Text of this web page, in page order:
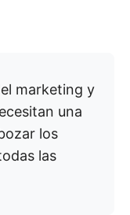
marketing y
una
los
las